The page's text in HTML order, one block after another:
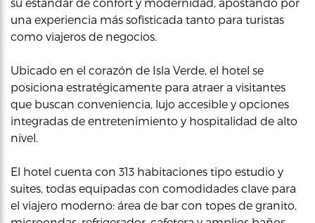
una experiencia más sofisticada tanto para turistas
como viajeros de negocios.
Ubicado en el corazón de Isla Verde, el hotel se
posiciona estratégicamente para atraer a visitantes
que buscan conveniencia, lujo accesible y opciones
integradas de entretenimiento y hospitalidad de alto
nivel.
El hotel cuenta con 313 habitaciones tipo estudio y
suites, todas equipadas con comodidades clave para
el viajero moderno: área de bar con topes de granito,